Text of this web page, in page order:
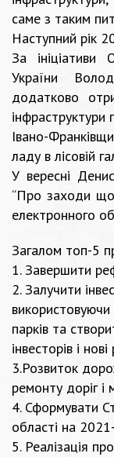
саме з таким
Наступний рік
За
України
додатково
інфраструктури
Івано-
ладу в лісовій
У вересні
“Про заходи
електронного
Загалом топ-5
1. Завершити
2. Залучити
використовуючи
парків та
інвесторів і
3.Розвиток
ремонту доріг і
4. Сформувати
області на
5. Реалізація